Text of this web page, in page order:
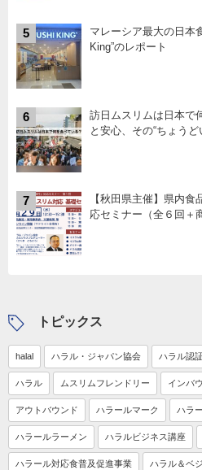
5
マレーシア最大の日本
King”のレポート
6
訪日ムスリムは日本
と安心、その“ちょう
7
【秋田県主催】県内
応セミナー（全６回＋
トピックス
halal ハラル・ジャパン協会 ハラル認証
ハラル ムスリムフレンドリー インバ
アウトバウンド ハラールマーク ハラ
ハラールラーメン ハラルビジネス講座
ハラール対応食普及促進事業 ハラル＆ベ